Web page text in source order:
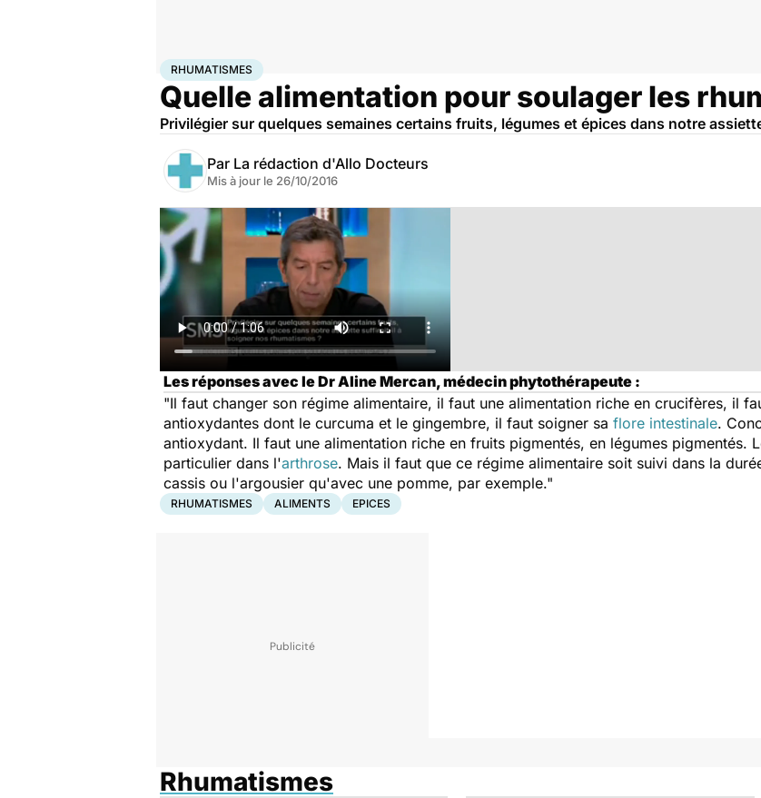
AccueilSantéRhumatismes
RHUMATISMES
Quelle alimentation pour soulager les
Privilégier sur quelques semaines certains fruits, légumes et épices dans notre
Par La rédaction d'Allo Docteurs
Mis à jour le 26/10/2016
Les réponses avec le Dr Aline Mercan, médecin phytothérapeute :
"Il faut changer son régime alimentaire, il faut une alimentation riche en crucifères, il
antioxydantes dont le curcuma et le gingembre, il faut soigner sa flore intestinale.
antioxydant. Il faut une alimentation riche en fruits pigmentés, en légumes pigmentés.
particulier dans l'arthrose. Mais il faut que ce régime alimentaire soit suivi dans la
cassis ou l'argousier qu'avec une pomme, par exemple."
RHUMATISMES ALIMENTS EPICES
Rhumatismes